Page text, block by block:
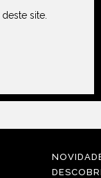
deste site.